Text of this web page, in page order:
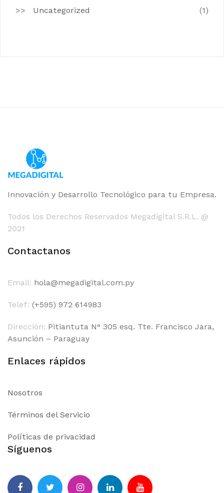
Uncategorized (1)
Innovación y Desarrollo Tecnológico para tu Empresa.
Todos los Derechos Reservados Megadigital S.R.L. @
2021
Contactanos
Email: hola@megadigital.com.py
Telef: (+595) 972 614983
Dirección: Pitiantuta N° 305 esq. Tte. Francisco Jara,
Asunción – Paraguay
Enlaces rápidos
Nosotros
Términos del Servicio
Políticas de privacidad
Síguenos